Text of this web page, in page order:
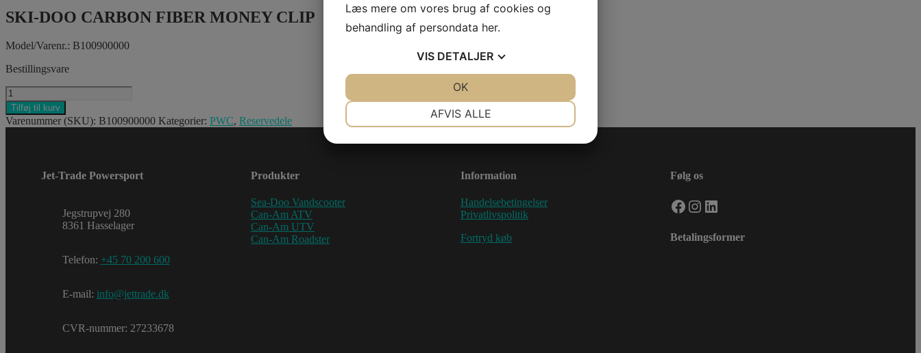
SKI-DOO CARBON FIBER MONEY CLIP
Model/Varenr.: B100900000
Bestillingsvare
SKI-
DOO
CARBON
FIBER
Tilføj til kurv
Varenummer (SKU): B100900000 Kategorier: PWC, Reservedele
Jet-Trade Powersport
Jegstrupvej 280
8361 Hasselager
Telefon: +45 70 200 600
E-mail: info@jettrade.dk
CVR-nummer: 27233678
Produkter
Sea-Doo Vandscooter
Can-Am ATV
Can-Am UTV
Can-Am Roadster
Information
Handelsebetingelser
Privatlivspolitik
Fortryd køb
Følg os
Facebook
Instagram
LinkedIn
Betalingsformer
Læs mere om vores brug af cookies og
behandling af persondata her.
VIS DETALJER
AFVIS ALLE
OK